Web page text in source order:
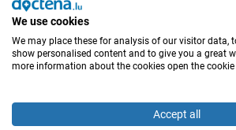
POUR LES URGENCES,
We use cookies
We may place these for analysis of our visitor data,
show personalised content and to give you a great
more information about the cookies open the
Accept all